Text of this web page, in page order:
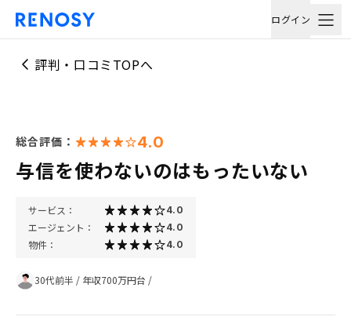
ログイン
評判・口コミTOPへ
総合評価： 4.0
与信を使わないのはもったいない
サービス： 4.0
エージェント： 4.0
物件： 4.0
30代前半 / 年収700万円台 /